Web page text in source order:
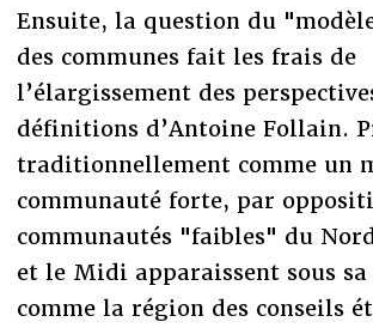
Ensuite, la question du
des communes fait les frais de
l’élargissement des
définitions d’Antoine Follain.
traditionnellement comme un
communauté forte, par
communautés "faibles" du
et le Midi apparaissent sous
comme la région des conseils